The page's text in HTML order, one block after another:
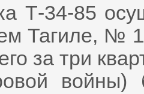
Т-34-85
Тагиле, №
за три
войны)